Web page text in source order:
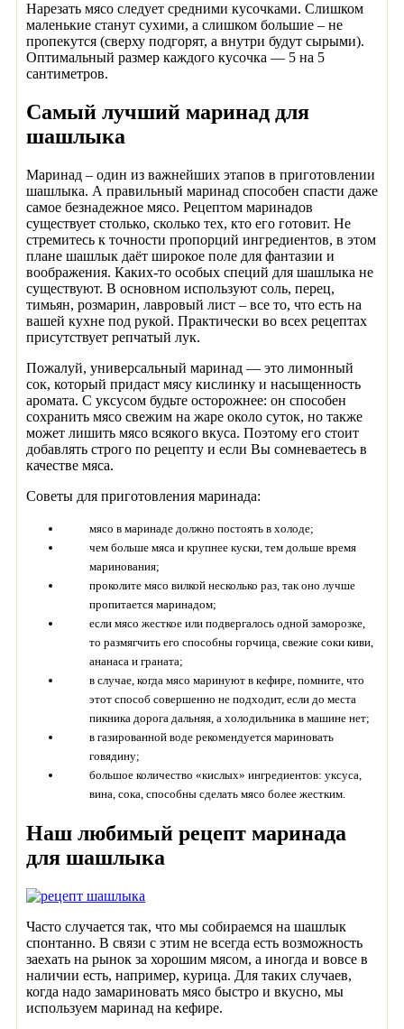
Нарезать мясо следует средними кусочками. Слишком
маленькие станут сухими, а слишком большие – не
пропекутся (сверху подгорят, а внутри будут сырыми).
Оптимальный размер каждого кусочка — 5 на 5
сантиметров.
Самый лучший маринад для
шашлыка
Маринад – один из важнейших этапов в приготовлении
шашлыка. А правильный маринад способен спасти даже
самое безнадежное мясо. Рецептом маринадов
существует столько, сколько тех, кто его готовит. Не
стремитесь к точности пропорций ингредиентов, в этом
плане шашлык даёт широкое поле для фантазии и
воображения. Каких-то особых специй для шашлыка не
существуют. В основном используют соль, перец,
тимьян, розмарин, лавровый лист – все то, что есть на
вашей кухне под рукой. Практически во всех рецептах
присутствует репчатый лук.
Пожалуй, универсальный маринад — это лимонный
сок, который придаст мясу кислинку и насыщенность
аромата. С уксусом будьте осторожнее: он способен
сохранить мясо свежим на жаре около суток, но также
может лишить мясо всякого вкуса. Поэтому его стоит
добавлять строго по рецепту и если Вы сомневаетесь в
качестве мяса.
Советы для приготовления маринада:
мясо в маринаде должно постоять в холоде;
чем больше мяса и крупнее куски, тем дольше время
маринования;
проколите мясо вилкой несколько раз, так оно лучше
пропитается маринадом;
если мясо жесткое или подвергалось одной заморозке,
то размягчить его способны горчица, свежие соки киви,
ананаса и граната;
в случае, когда мясо маринуют в кефире, помните, что
этот способ совершенно не подходит, если до места
пикника дорога дальняя, а холодильника в машине нет;
в газированной воде рекомендуется мариновать
говядину;
большое количество «кислых» ингредиентов: уксуса,
вина, сока, способны сделать мясо более жестким.
Наш любимый рецепт маринада
для шашлыка
Часто случается так, что мы собираемся на шашлык
спонтанно. В связи с этим не всегда есть возможность
заехать на рынок за хорошим мясом, а иногда и вовсе в
наличии есть, например, курица. Для таких случаев,
когда надо замариновать мясо быстро и вкусно, мы
используем маринад на кефире.